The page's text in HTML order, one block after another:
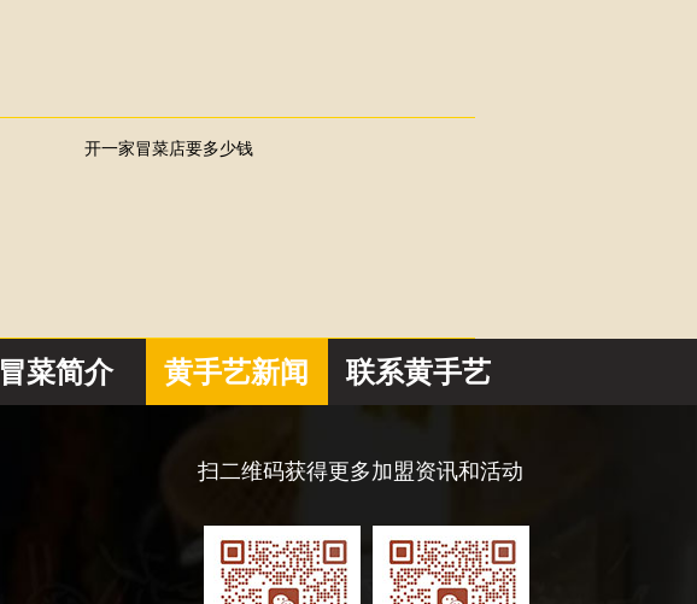
开一家冒菜店要多少钱
冒菜简介 黄手艺新闻 联系黄手艺
扫二维码获得更多加盟资讯和活动